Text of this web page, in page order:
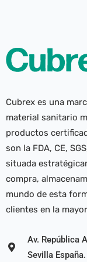
Cubrex es una
material sanitario
productos
son la FDA, CE,
situada
compra,
mundo de esta
clientes en la
Av. República
Sevilla España.